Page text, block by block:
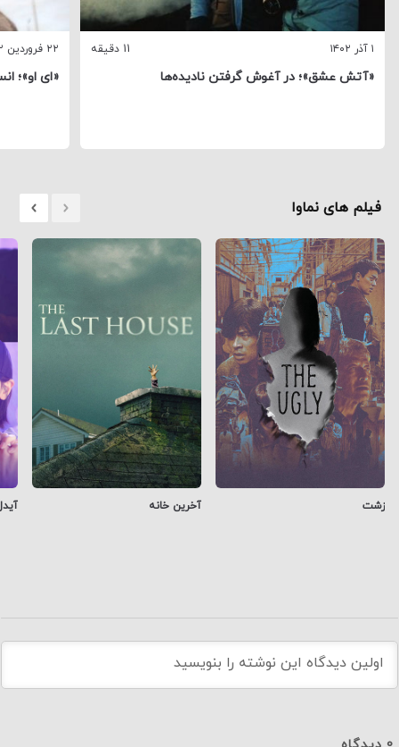
۱ آذر ۱۴۰۲ 11 دقیقه
«آتش عشق»؛ در آغوش گرفتن نادیده‌ها
۲۲ فروردین ۱۴۰۲
«ای او»؛
فیلم های نماوا
زشت آخرین خانه